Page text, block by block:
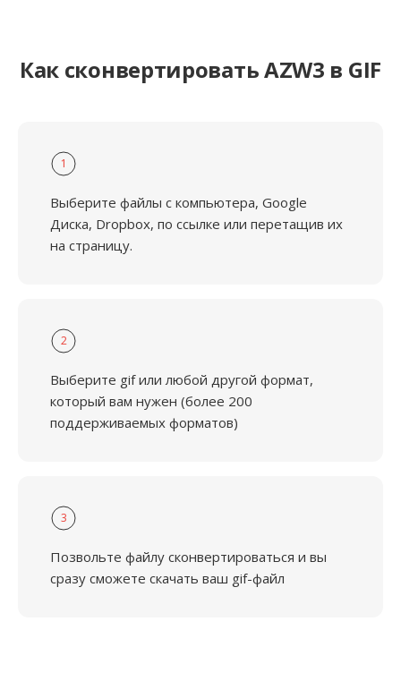
Как сконвертировать AZW3 в GIF
1
Выберите файлы с компьютера, Google
Диска, Dropbox, по ссылке или перетащив их
на страницу.
2
Выберите gif или любой другой формат,
который вам нужен (более 200
поддерживаемых форматов)
3
Позвольте файлу сконвертироваться и вы
сразу сможете скачать ваш gif-файл